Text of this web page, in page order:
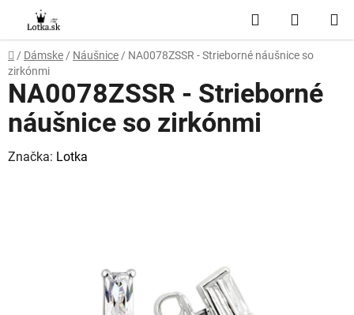
obsah
Hľadať
KOŠÍK
Domov
/ Dámske / Náušnice / NA0078ZSSR - Strieborné náušnice so
zirkónmi
NA0078ZSSR - Strieborné
náušnice so zirkónmi
Značka: Lotka